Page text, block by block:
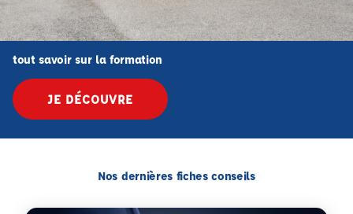
tout savoir sur la formation
JE DÉCOUVRE
Nos dernières fiches conseils